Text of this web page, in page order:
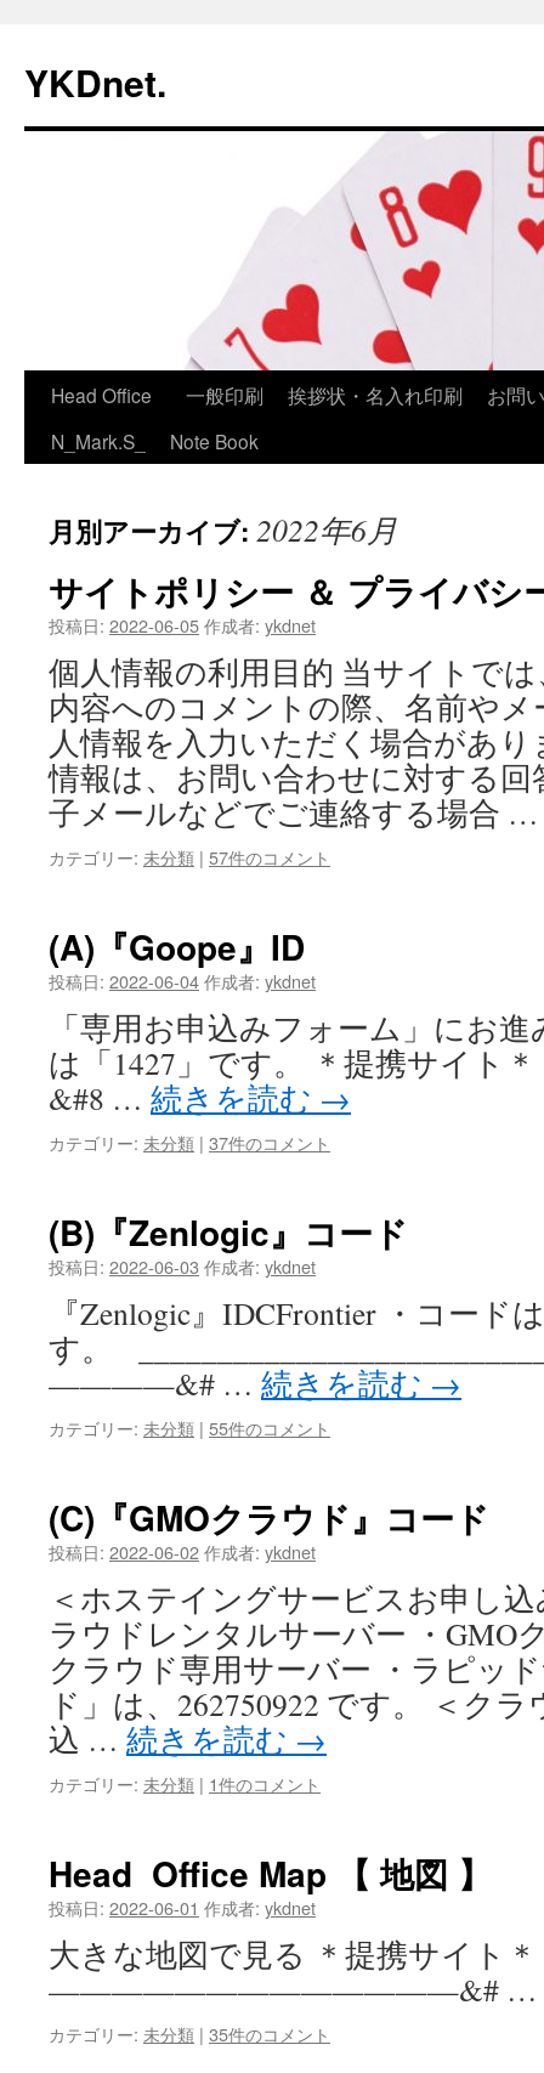
テ
ン
YKDnet.
Head Office 一般印刷 挨拶状・名入れ印刷
お問
N_Mark.S_
Note Book
月別アーカイブ: 2022年6月
サイトポリシー ＆ プライバシ
投稿日: 2022-06-05作成者: ykdnet
個人情報の利用目的 当サイトで
内容へのコメントの際、名前や
人情報を入力いただく場合があ
情報は、お問い合わせに対する
子メールなどでご連絡する場合
カテゴリー: 未分類 | 57件のコメント
(A)『Goope』ID
投稿日: 2022-06-04作成者: ykdnet
「専用お申込みフォーム」にお
は「1427」です。 ＊提携サ
&#8 … 続きを読む →
カテゴリー: 未分類 | 37件のコメント
(B)『Zenlogic』コード
投稿日: 2022-06-03 作成者: ykdnet
『Zenlogic』IDCFrontier ・コー
す。
————&# … 続きを読む →
カテゴリー: 未分類 | 55件のコメント
(C)『GMOクラウド』コード
投稿日: 2022-06-02作成者: ykdnet
＜ホステイングサービスお申し
ラウドレンタルサーバー ・GMO
クラウド専用サーバー ・ラピッ
ド」は、262750922 です。 ＜ク
込 … 続きを読む →
カテゴリー: 未分類 | 1件のコメント
Head Office Map 【 地図 】
投稿日: 2022-06-01 作成者: ykdnet
大きな地図で見る ＊提携サイト＊
—————————————&# …
カテゴリー: 未分類 | 35件のコメント